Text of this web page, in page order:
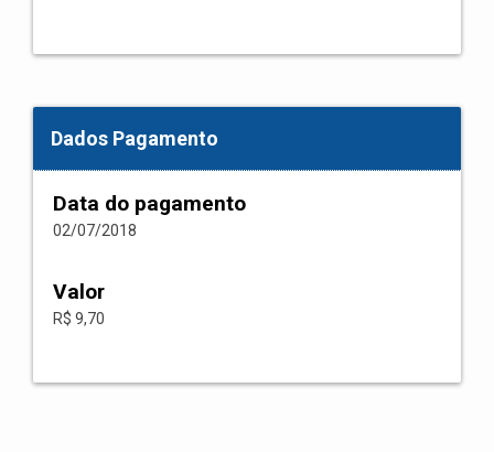
Dados Pagamento
Data do pagamento
02/07/2018
Valor
R$ 9,70